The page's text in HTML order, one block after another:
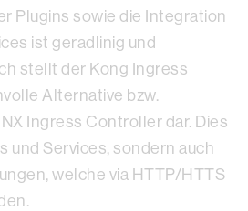
Plugins sowie die Integration
ist geradlinig und
stellt der Kong Ingress
Alternative bzw.
Ingress Controller dar. Dies
und Services, sondern auch
welche via HTTP/HTTS